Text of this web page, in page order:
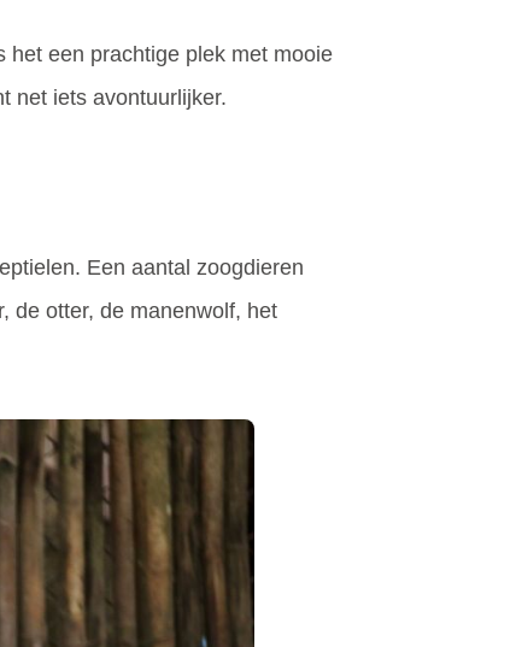
het een prachtige plek met mooie
net iets avontuurlijker.
Een aantal zoogdieren
de otter, de manenwolf, het